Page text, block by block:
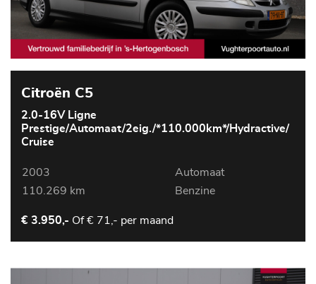
Citroën C5
2.0-16V Ligne
Prestige/Automaat/2eig./*110.000km*/Hydractive/
Cruise
2003
Automaat
110.269 km
Benzine
€ 3.950,- Of€ 71,- per maand